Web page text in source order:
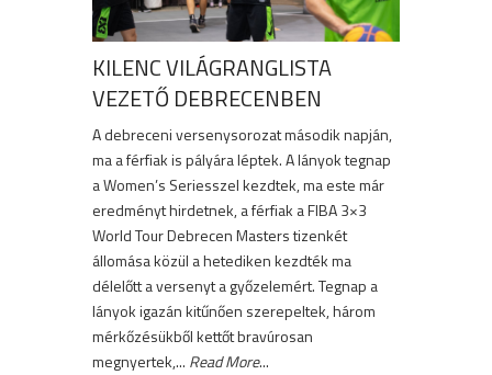
KILENC VILÁGRANGLISTA
VEZETŐ DEBRECENBEN
A debreceni versenysorozat második napján,
ma a férfiak is pályára léptek. A lányok tegnap
a Women’s Seriesszel kezdtek, ma este már
eredményt hirdetnek, a férfiak a FIBA 3×3
World Tour Debrecen Masters tizenkét
állomása közül a hetediken kezdték ma
délelőtt a versenyt a győzelemért. Tegnap a
lányok igazán kitűnően szerepeltek, három
mérkőzésükből kettőt bravúrosan
megnyertek,... Read More...